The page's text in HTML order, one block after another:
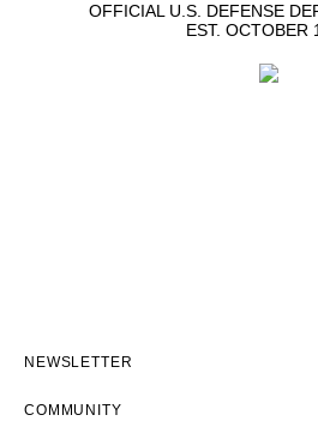
OFFICIAL U.S. DEFENSE
EST. OCTOBER
NEWSLETTER
COMMUNITY